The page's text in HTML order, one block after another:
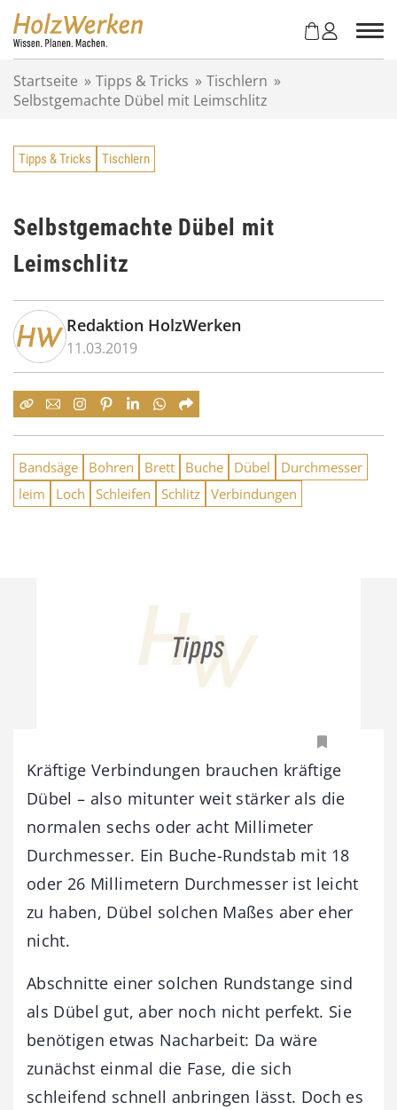
Startseite » Tipps & Tricks » Tischlern »
Selbstgemachte Dübel mit Leimschlitz
Tipps & Tricks Tischlern
Selbstgemachte Dübel mit
Leimschlitz
Redaktion HolzWerken
11.03.2019
Bandsäge Bohren Brett Buche Dübel
Durchmesser
leim
Loch Schleifen Schlitz Verbindungen
Kräftige Verbindungen brauchen kräftige
Dübel – also mitunter weit stärker als die
normalen sechs oder acht Millimeter
Durchmesser. Ein Buche-Rundstab mit 18
oder 26 Millimetern Durchmesser ist leicht
zu haben, Dübel solchen Maßes aber eher
nicht.
Abschnitte einer solchen Rundstange sind
als Dübel gut, aber noch nicht perfekt. Sie
benötigen etwas Nacharbeit: Da wäre
zunächst einmal die Fase, die sich
schleifend schnell anbringen lässt. Doch es